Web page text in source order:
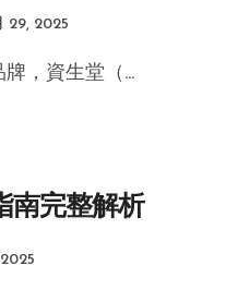
29, 2025
牌，資生堂（...
南完整解析